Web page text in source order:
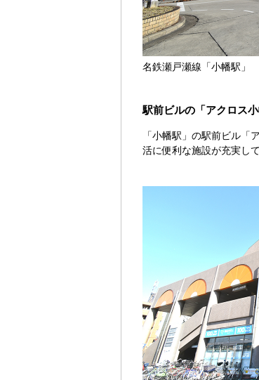
名鉄瀬戸瀬線「小幡駅」
駅前ビルの「アクロス
「小幡駅」の駅前ビル
活に便利な施設が充実して